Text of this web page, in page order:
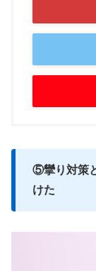
⑤攣り対策
けた